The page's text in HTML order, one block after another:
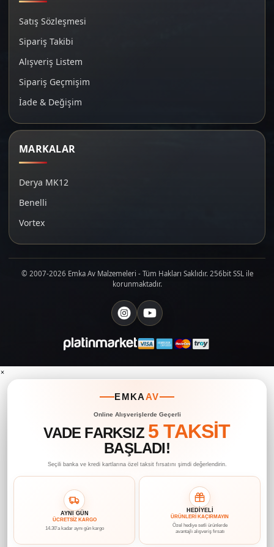
Satış Sözleşmesi
Sipariş Takibi
Alışveriş Listem
Sipariş Geçmişim
İade & Değişim
MARKALAR
Derya MK12
Benelli
Vortex
© 2007-2026 Emka Av Malzemeleri - Tüm Hakları Saklıdır. 256bit SSL ile
korunmaktadır.
×
EMKAAV
Online Alışverişlerde Geçerli
VADE FARKSIZ 5 TAKSİT
BAŞLADI!
Seçili banka ve kredi kartlarına özel taksit fırsatını şimdi değerlendirin.
AYNI GÜN
ÜCRETSİZ KARGO
14.30’a kadar aynı gün kargo
HEDİYELİ
ÜRÜNLERİ KAÇIRMAYIN
Özel hediye setli ürünlerde
avantajlı alışveriş fırsatı